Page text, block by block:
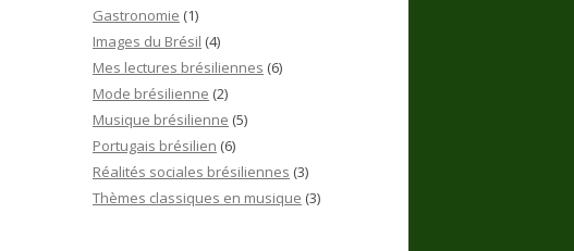
Gastronomie (1)
Images du Brésil (4)
Mes lectures brésiliennes (6)
Mode brésilienne (2)
Musique brésilienne (5)
Portugais brésilien (6)
Réalités sociales brésiliennes (3)
Thèmes classiques en musique (3)